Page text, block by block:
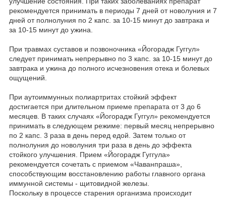
рекомендуется принимать в периоды 7 дней от новолуния и 7
дней от полнолуния по 2 капс. за 10-15 минут до завтрака и
за 10-15 минут до ужина.
При травмах суставов и позвоночника «Йогорадж Гуггул»
следует принимать непрерывно по 3 капс. за 10-15 минут до
завтрака и ужина до полного исчезновения отека и болевых
ощущений.
При аутоиммунных полиартритах стойкий эффект
достигается при длительном приеме препарата от 3 до 6
месяцев. В таких случаях «Йогорадж Гуггул» рекомендуется
принимать в следующем режиме: первый месяц непрерывно
по 2 капс. 3 раза в день перед едой. Затем только от
полнолуния до новолуния три раза в день до эффекта
стойкого улучшения. Прием «Йогорадж Гуггула»
рекомендуется сочетать с приемом «Чаванпраша»,
способствующим восстановлению работы главного органа
иммунной системы - щитовидной железы.
Поскольку в процессе старения организма происходит